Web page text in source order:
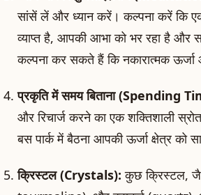
सांसें लें और ध्यान करें। कल्पना करें कि
व्याप्त है, आपकी आभा को भर रहा है और
कल्पना कर सकते हैं कि नकारात्मक
प्रकृति में समय बिताना (Spending
और रिचार्ज करने का एक शक्तिशाली
बस पार्क में बैठना आपकी ऊर्जा क्षेत्र
क्रिस्टल (Crystals): कुछ क्रिस्टल,